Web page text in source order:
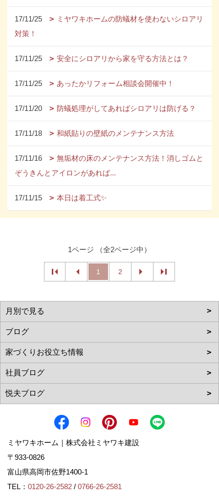
17/11/25
ミヤワキホームの防蟻材を使わないシロアリ
対策！
17/11/25 安全にシロアリから家を守る方法とは？
17/11/25 あったかリフォーム相談会開催中！
17/11/20 防蟻処理がしてあればシロアリは防げる？
17/11/18 和紙貼りの壁紙のメンテナンス方法
17/11/16
無垢材の床のメンテナンス方法！消しゴムと
ぞうきんとアイロンがあれば...
17/11/15 本日は着工式✨
1ページ （全2ページ中）
1 2
ミヤワキホーム｜株式会社ミヤワキ建設
〒933-0826
富山県高岡市佐野1400-1
TEL： 0120-26-2582 / 0766-26-2581